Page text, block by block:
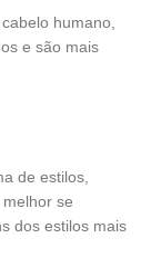
humano,
e são mais
de estilos,
se
dos estilos mais